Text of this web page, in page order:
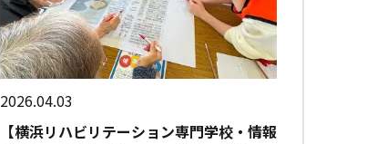
2026.04.03
【横浜リハビリテーション専門学校・情報